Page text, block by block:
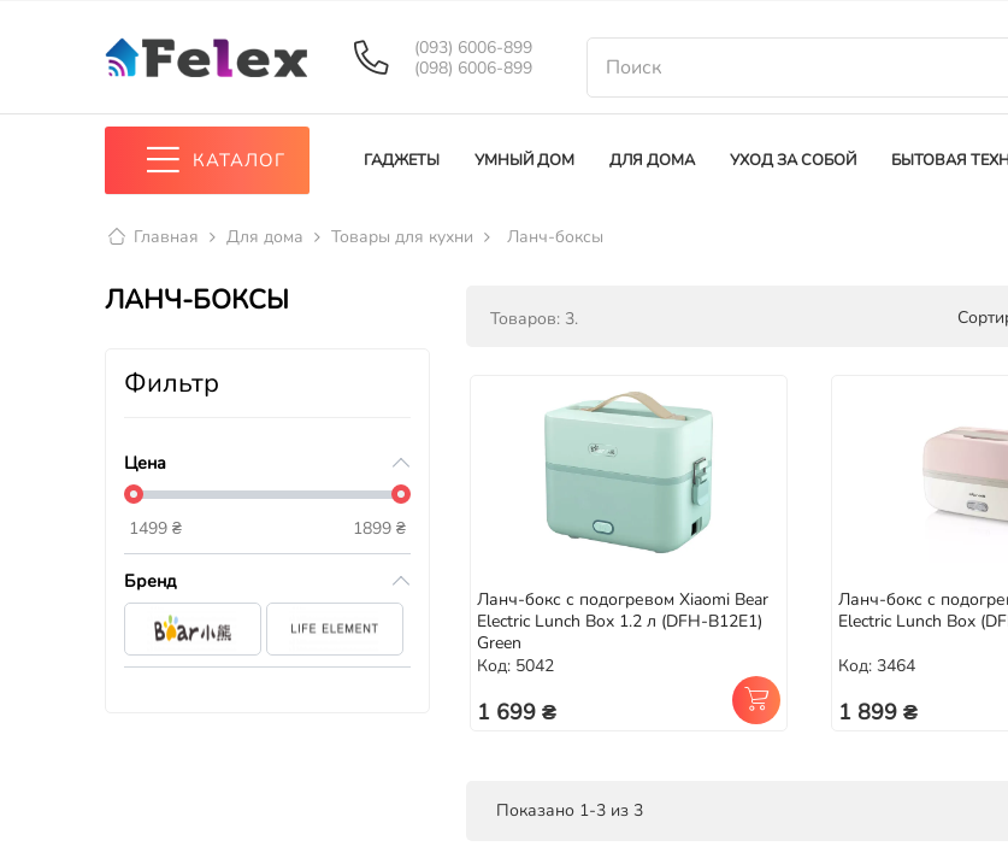
(093) 6006-899
(098) 6006-899
КАТАЛОГ ГАДЖЕТЫ УМНЫЙ ДОМ ДЛЯ ДОМА УХОД ЗА СОБОЙ БЫТОВАЯ
Главная Для дома Товары для кухни Ланч-боксы
ЛАНЧ-БОКСЫ
Фильтр
Цена
1499 ₴ 1899 ₴
Бренд
Товаров: 3.
Ланч-бокс с подогревом Xiaomi Bear
Electric Lunch Box 1.2 л (DFH-B12E1)
Green
Код: 5042
1 699 ₴
Ланч-бокс с
Electric Lunch Box
Код: 3464
1 899 ₴
Показано 1-3 из 3